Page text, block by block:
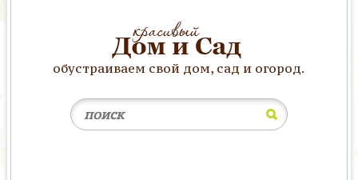
обустраиваем свой дом, сад и огород.